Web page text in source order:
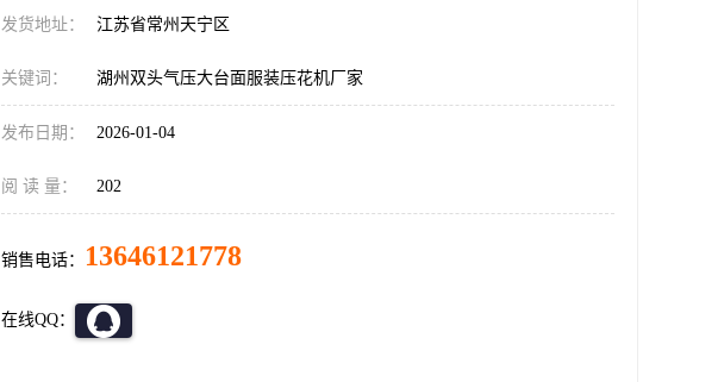
发货地址： 江苏省常州天宁区
关键词： 湖州双头气压大台面服装压花机厂家
发布日期： 2026-01-04
阅 读 量： 202
销售电话： 13646121778
在线QQ：